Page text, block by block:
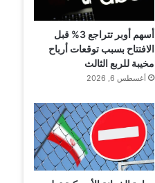
أسهم أوبر تتراجع 3% قبل
الافتتاح بسبب توقعات أرباح
مخيبة للربع الثالث
أغسطس 6, 2026